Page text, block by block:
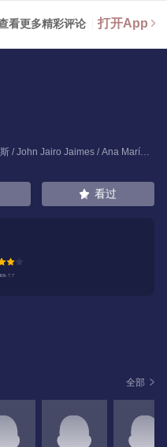
看更多精彩评论 打开App
/John Jairo Jaimes/Ana María Aguilera
看过
全部